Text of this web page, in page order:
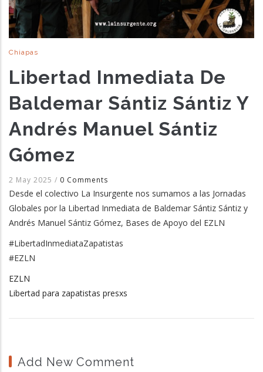
Chiapas
Libertad Inmediata De
Baldemar Sántiz Sántiz Y
Andrés Manuel Sántiz
Gómez
2 May 2025 / 0 Comments
Desde el colectivo La Insurgente nos sumamos a las Jornadas
Globales por la Libertad Inmediata de Baldemar Sántiz Sántiz y
Andrés Manuel Sántiz Gómez, Bases de Apoyo del EZLN
#LibertadInmediataZapatistas
#EZLN
EZLN
Libertad para zapatistas presxs
Add New Comment